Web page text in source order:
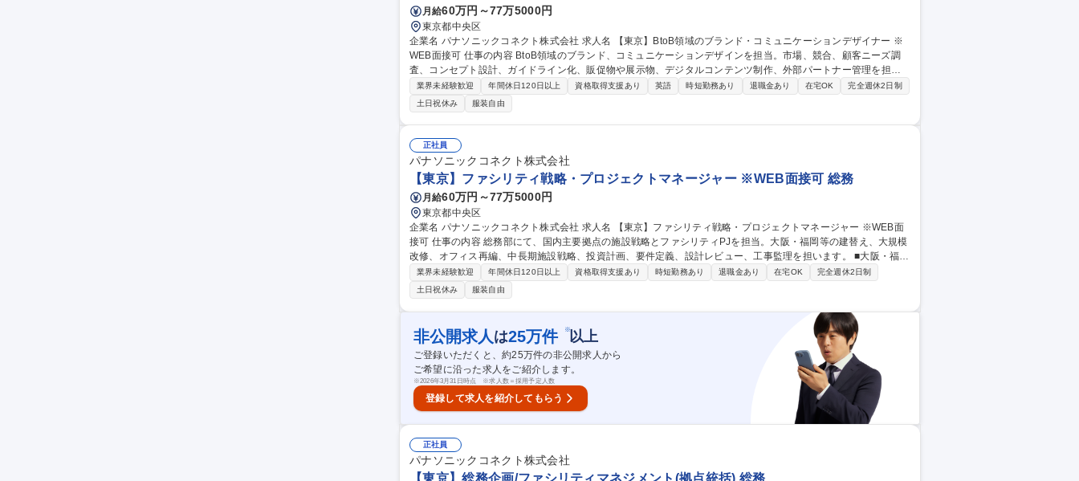
月給60万円～77万5000円
東京都中央区
企業名 パナソニックコネクト株式会社 求人名 【東京】BtoB領域のブランド・コミュニケーションデザイナー ※
WEB面接可 仕事の内容 BtoB領域のブランド、コミュニケーションデザインを担当。市場、競合、顧客ニーズ調
査、コンセプト設計、ガイドライン化、販促物や展示物、デジタルコンテンツ制作、外部パートナー管理を担い
ます。 ■事業ブランド、コミュニケーションデザイン戦略の策定 ■市場、競合、顧客ニーズ調査とインサイト抽出
■コンセプトワード、コピー、ブランドメッセージ設計 ■ガイドライン、テンプレートの標準化 ■販促物、展示
物、デジタルコンテンツ制作 ■外部パートナー選定、ディレクション 【仕事の魅力】BtoBの事業価値を具体的な
制作物へ落とし込めます。 募集職種 【東京】BtoB領域のブランド・コミュニケーションデザイナー ※WEB面接
可
業界未経験歓迎 年間休日120日以上 資格取得支援あり 英語 時短勤務あり 退職金あり 在宅OK
完全週休2日制
土日祝休み
服装自由
正社員
パナソニックコネクト株式会社
【東京】ファシリティ戦略・プロジェクトマネージャー ※WEB面接可 総務
月給60万円～77万5000円
東京都中央区
企業名 パナソニックコネクト株式会社 求人名 【東京】ファシリティ戦略・プロジェクトマネージャー ※WEB面
接可 仕事の内容 総務部にて、国内主要拠点の施設戦略とファシリティPJを担当。大阪・福岡等の建替え、大規模
改修、オフィス再編、中長期施設戦略、投資計画、要件定義、設計レビュー、工事監理を担います。 ■大阪・福岡
等の主要拠点における建替え、大規模改修、オフィス再編PJの企画推進 ■事業計画、人員計画を踏まえた中長期
施設戦略、投資計画策定 ■要件定義、設計レビュー、工事監理 ■ベンダー選定、契約交渉、品質、コスト、納期管
理 ■事業部門、IT部門、経営層等との調整、合意形成 ■FMに関する標準化、業務改善 【仕事の魅力】5年～20年
先の拠点価値を設計できます。 募集職種 【東京】ファシリティ戦略・プロジェクトマネージャー ※WEB面接可
業界未経験歓迎 年間休日120日以上 資格取得支援あり 時短勤務あり 退職金あり 在宅OK
完全週休2日制
土日祝休み
服装自由
非公開求人 は25万件 ※以上
ご登録いただくと、約25万件の非公開求人から
ご希望に沿った求人をご紹介します。
※2026年3月31日時点 ※求人数＝採用予定人数
登録して求人を紹介してもらう
正社員
パナソニックコネクト株式会社
【東京】総務企画/ファシリティマネジメント(拠点統括) 総務